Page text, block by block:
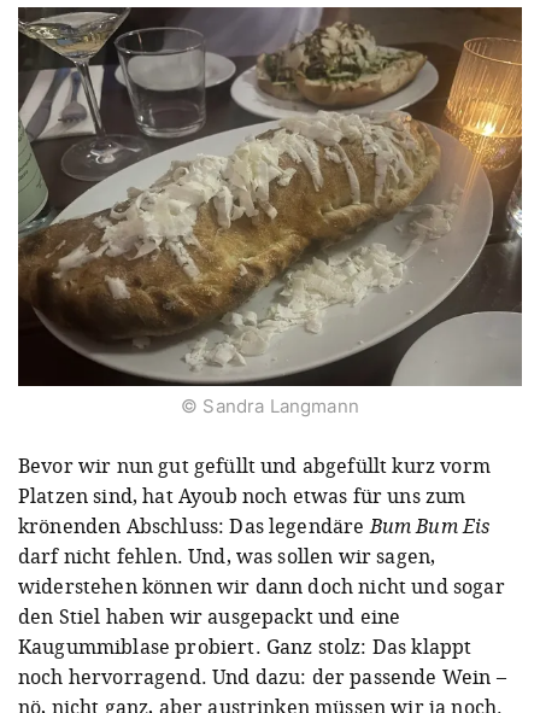
© Sandra Langmann
Bevor wir nun gut gefüllt und abgefüllt kurz vorm
Platzen sind, hat Ayoub noch etwas für uns zum
krönenden Abschluss: Das legendäreBum Bum Eis
darf nicht fehlen. Und, was sollen wir sagen,
widerstehen können wir dann doch nicht und sogar
den Stiel haben wir ausgepackt und eine
Kaugummiblase probiert. Ganz stolz: Das klappt
noch hervorragend. Und dazu: der passende Wein –
nö, nicht ganz, aber austrinken müssen wir ja noch.